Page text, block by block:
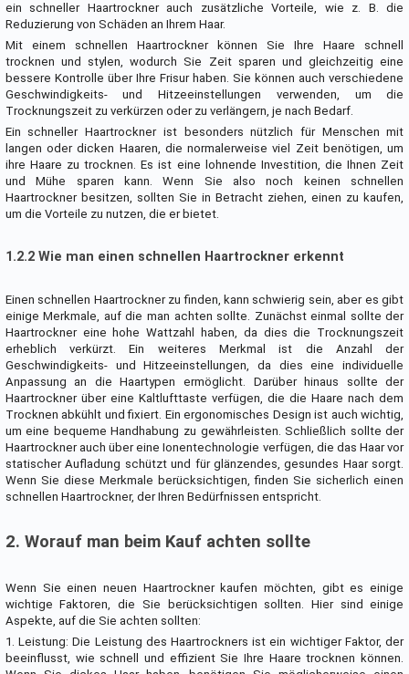
ein schneller Haartrockner auch zusätzliche Vorteile, wie z. B. die
Reduzierung von Schäden an Ihrem Haar.
Mit einem schnellen Haartrockner können Sie Ihre Haare schnell
trocknen und stylen, wodurch Sie Zeit sparen und gleichzeitig eine
bessere Kontrolle über Ihre Frisur haben. Sie können auch verschiedene
Geschwindigkeits- und Hitzeeinstellungen verwenden, um die
Trocknungszeit zu verkürzen oder zu verlängern, je nach Bedarf.
Ein schneller Haartrockner ist besonders nützlich für Menschen mit
langen oder dicken Haaren, die normalerweise viel Zeit benötigen, um
ihre Haare zu trocknen. Es ist eine lohnende Investition, die Ihnen Zeit
und Mühe sparen kann. Wenn Sie also noch keinen schnellen
Haartrockner besitzen, sollten Sie in Betracht ziehen, einen zu kaufen,
um die Vorteile zu nutzen, die er bietet.
1.2.2 Wie man einen schnellen Haartrockner erkennt
Einen schnellen Haartrockner zu finden, kann schwierig sein, aber es gibt
einige Merkmale, auf die man achten sollte. Zunächst einmal sollte der
Haartrockner eine hohe Wattzahl haben, da dies die Trocknungszeit
erheblich verkürzt. Ein weiteres Merkmal ist die Anzahl der
Geschwindigkeits- und Hitzeeinstellungen, da dies eine individuelle
Anpassung an die Haartypen ermöglicht. Darüber hinaus sollte der
Haartrockner über eine Kaltlufttaste verfügen, die die Haare nach dem
Trocknen abkühlt und fixiert. Ein ergonomisches Design ist auch wichtig,
um eine bequeme Handhabung zu gewährleisten. Schließlich sollte der
Haartrockner auch über eine Ionentechnologie verfügen, die das Haar vor
statischer Aufladung schützt und für glänzendes, gesundes Haar sorgt.
Wenn Sie diese Merkmale berücksichtigen, finden Sie sicherlich einen
schnellen Haartrockner, der Ihren Bedürfnissen entspricht.
2. Worauf man beim Kauf achten sollte
Wenn Sie einen neuen Haartrockner kaufen möchten, gibt es einige
wichtige Faktoren, die Sie berücksichtigen sollten. Hier sind einige
Aspekte, auf die Sie achten sollten:
1. Leistung: Die Leistung des Haartrockners ist ein wichtiger Faktor, der
beeinflusst, wie schnell und effizient Sie Ihre Haare trocknen können.